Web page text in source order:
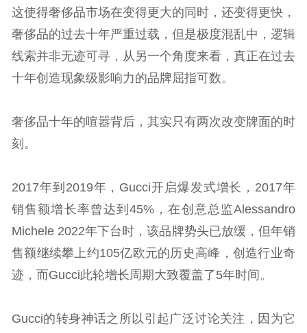
这使得奢侈品市场在变得更大的同时，还变得更快，
奢侈品的过去十年严重过载，但是极度混乱中，逻辑
线索并非无迹可寻，从另一个角度来看，真正在过去
十年创造现象级影响力的品牌屈指可数。
奢侈品十年的喧嚣背后，其实只有两次改变牌面的时
刻。
2017年到2019年，Gucci开启爆发式增长，2017年
销售额增长率曾达到45%，在创意总监Alessandro
Michele 2022年下台时，该品牌势头已放缓，但年销
售额继续攀上约105亿欧元的历史高峰，创造行业奇
迹，而Gucci此轮增长周期大致覆盖了5年时间。
Gucci的转身神话之所以引起广泛讨论关注，因为它